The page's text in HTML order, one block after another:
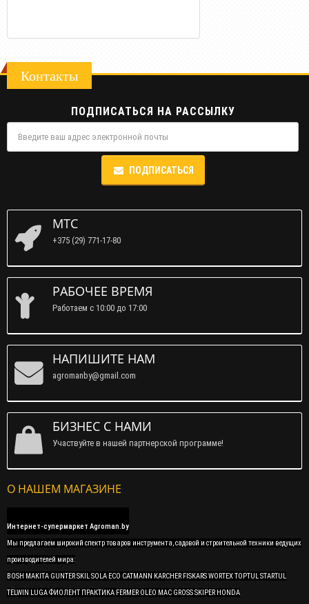
Контакты
ПОДПИСАТЬСЯ НА РАССЫЛКУ
ПОДПИСАТЬСЯ
МТС
+375 (29) 771-17-80
РАБОЧЕЕ ВРЕМЯ
Работаем c 10:00 до 17:00
НАПИШИТЕ НАМ
agromanby@gmail.com
БИЗНЕС С НАМИ
Участвуйте в нашей партнерской программе!
О НАШЕМ МАГАЗИНЕ
Интернет-супермаркет Agroman.by
Мы предлагаем широкий спектр товаров инструмента, садовой и строительной техники ведущих
производителей мира:
BOSH MAKITA GUNTER SKIL SOLA ECO CATMANN KARCHER FISKARS WORTEX TOPTUL STARTUL
TELWIN LUGA ФИОЛЕНТ ПРАКТИКА FERMER OLEO MAC GROSS SKIPER HONDA